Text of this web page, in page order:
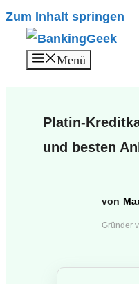
Zum Inhalt springen
Menü
Platin-
und besten
Gründer